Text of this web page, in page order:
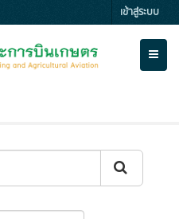
เข้าสู่ระบบ